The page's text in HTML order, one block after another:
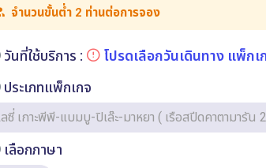
จำนวนขั้นต่ำ 2 ท่านต่อการจอง
วันที่ใช้บริการ :
โปรดเลือกวันเดินทาง แพ็กเ
ประเภทแพ็กเกจ
ลซี่ เกาะพีพี-แบมบู-ปิเล๊ะ-มาหยา ( เรือสปีดคาตามารัน
เลือกภาษา